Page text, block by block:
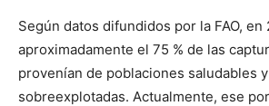
Según datos difundidos por la FAO, en
aproximadamente el 75 % de las
provenían de poblaciones saludables
sobreexplotadas. Actualmente, ese